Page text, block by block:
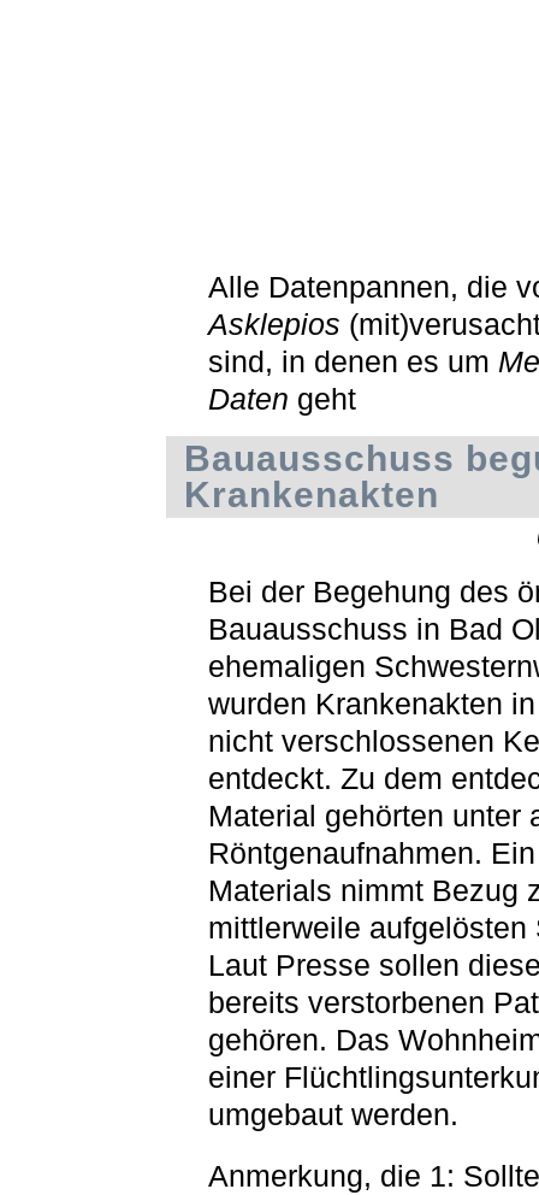
Alle Datenpannen, die
Asklepios
sind, in denen es um
Daten geht
Bauausschuss
Krankenakten
Bei der Begehung des
Bauausschuss in Bad
ehemaligen
wurden Krankenakten
nicht verschlossenen
entdeckt. Zu dem
Material gehörten unter
Röntgenaufnahmen.
Materials nimmt Bezug
mittlerweile aufgelösten
Laut Presse sollen
bereits verstorbenen
gehören. Das
einer
umgebaut werden.
Anmerkung, die 1: